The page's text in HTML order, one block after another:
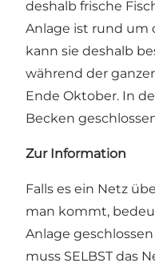
deshalb frische
Anlage ist rund um
kann sie deshalb
während der
Ende Oktober. In
Becken
Zur Information
Falls es ein Netz
man kommt,
Anlage
muss SELBST das